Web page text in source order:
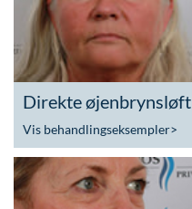
Direkte øjenbrynsløft
Vis behandlingseksempler>